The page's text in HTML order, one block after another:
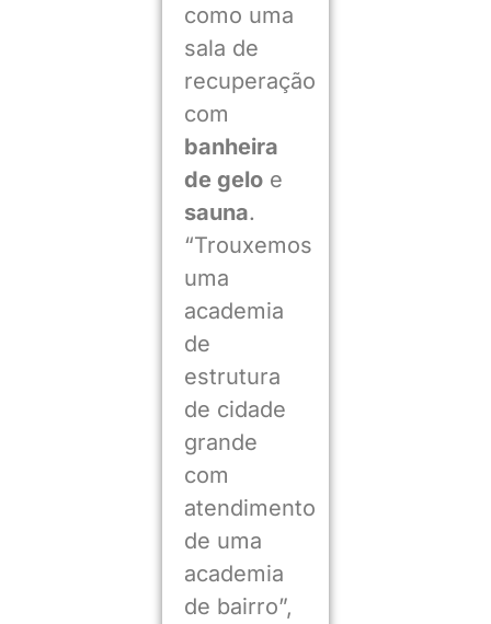
como uma
sala de
recuperação
com
banheira
de geloe
sauna.
“Trouxemos
uma
academia
de
estrutura
de cidade
grande
com
atendimento
de uma
academia
de bairro”,